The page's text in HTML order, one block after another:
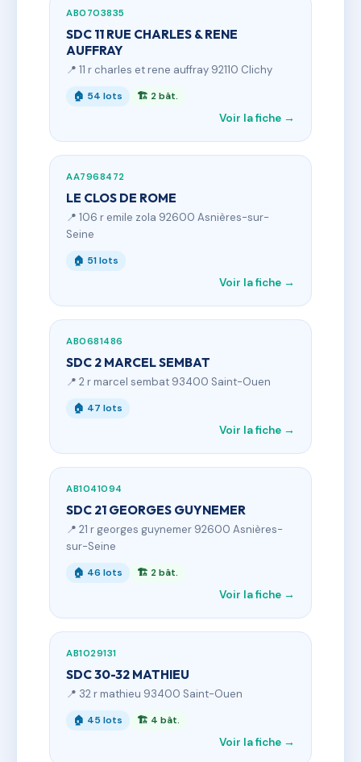
AB0703835
SDC 11 RUE CHARLES & RENE
AUFFRAY
📍 11 r charles et rene auffray 92110 Clichy
🏠 54 lots 🏗 2 bât.
Voir la fiche →
AA7968472
LE CLOS DE ROME
📍 106 r emile zola 92600 Asnières-sur-
Seine
🏠 51 lots
Voir la fiche →
AB0681486
SDC 2 MARCEL SEMBAT
📍 2 r marcel sembat 93400 Saint-Ouen
🏠 47 lots
Voir la fiche →
AB1041094
SDC 21 GEORGES GUYNEMER
📍 21 r georges guynemer 92600 Asnières-
sur-Seine
🏠 46 lots 🏗 2 bât.
Voir la fiche →
AB1029131
SDC 30-32 MATHIEU
📍 32 r mathieu 93400 Saint-Ouen
🏠 45 lots 🏗 4 bât.
Voir la fiche →